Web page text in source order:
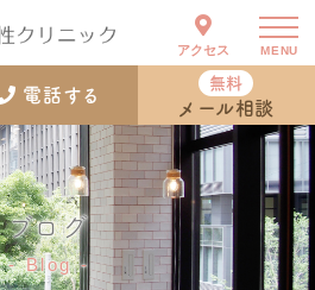
アクセス MENU
電話する
無料
メール相談
ブログ
Blog